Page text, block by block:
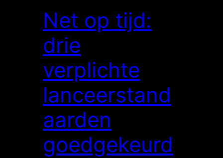
Net op tijd:
drie
verplichte
lanceerstand
aarden
goedgekeurd